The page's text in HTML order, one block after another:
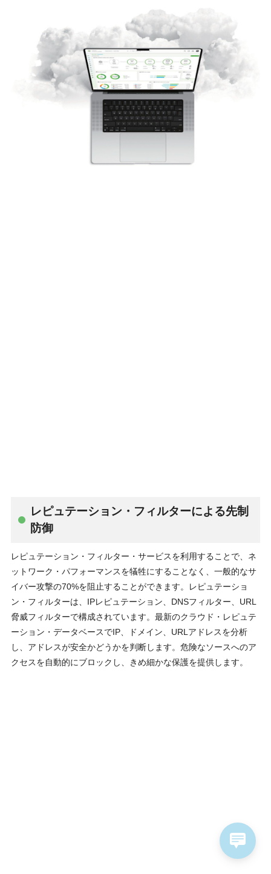
レピュテーション・フィルターによる先制
防御
レピュテーション・フィルター・サービスを利⽤することで、ネ
ットワーク・パフォーマンスを犠牲にすることなく、⼀般的なサ
イバー攻撃の70%を阻⽌することができます。レピュテーショ
ン・フィルターは、IPレピュテーション、DNSフィルター、URL
脅威フィルターで構成されています。最新のクラウド・レピュテ
ーション・データベースでIP、ドメイン、URLアドレスを分析
し、アドレスが安全かどうかを判断します。危険なソースへのア
クセスを⾃動的にブロックし、きめ細かな保護を提供します。